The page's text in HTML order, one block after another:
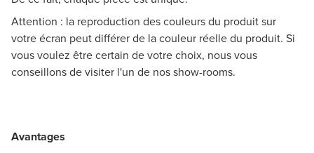
Attention : la reproduction des couleurs du produit sur
votre écran peut différer de la couleur réelle du produit. Si
vous voulez être certain de votre choix, nous vous
conseillons de visiter l'un de nos show-rooms.
Avantages